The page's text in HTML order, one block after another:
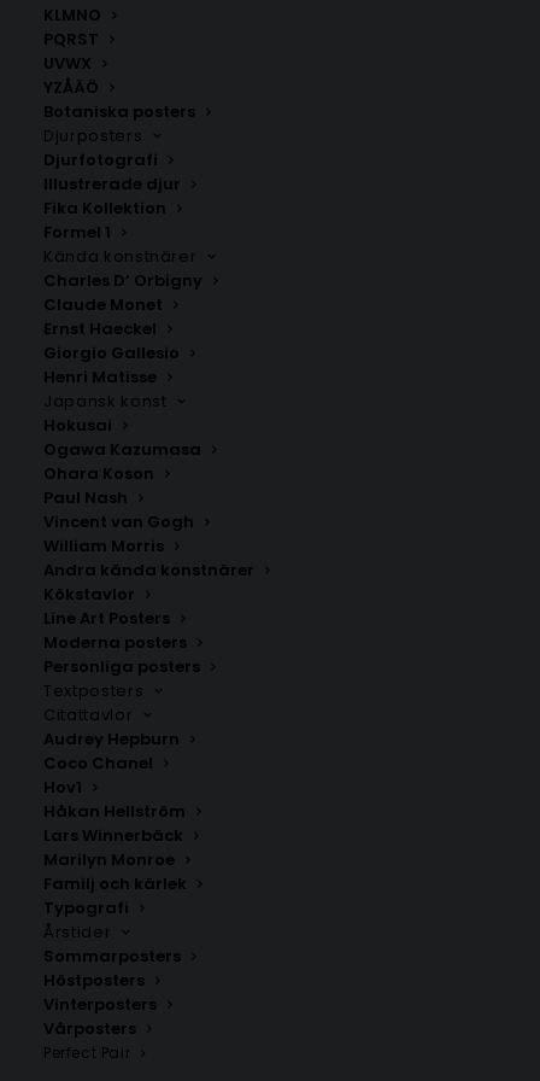
KLMNO
PQRST
UVWX
YZÅÄÖ
Botaniska posters
Djurposters
Djurfotografi
Illustrerade djur
Fika Kollektion
Formel 1
Kända konstnärer
Charles D’ Orbigny
Claude Monet
Ernst Haeckel
Giorgio Gallesio
Henri Matisse
Japansk konst
Hokusai
Ogawa Kazumasa
Ohara Koson
Paul Nash
Vincent van Gogh
William Morris
Andra kända konstnärer
Kökstavlor
Line Art Posters
Moderna posters
Personliga posters
Textposters
Citattavlor
Audrey Hepburn
Coco Chanel
Hov1
Håkan Hellström
Lars Winnerbäck
Marilyn Monroe
Familj och kärlek
Typografi
Årstider
Sommarposters
Höstposters
Vinterposters
Vårposters
Perfect Pair
formar ett hjärta, vilket förstärker det romantiska
temat. Denna kärlekskarta över Uppland fungerar
perfekt som en kärleksfull present.
Välj mellan fyra olika storlekar: 50×70 cm, 40×50 cm,
30×40 cm och 21×30 cm.
Vill du få se en förhandsgranskning innan affischen
skickas till dig? Kontakta mig i så fall via e-post direkt
efter din beställning.
Kärlekskartor,Kärlekskartor från Sverige
län,Uppsala län
Fr. 200.00kr